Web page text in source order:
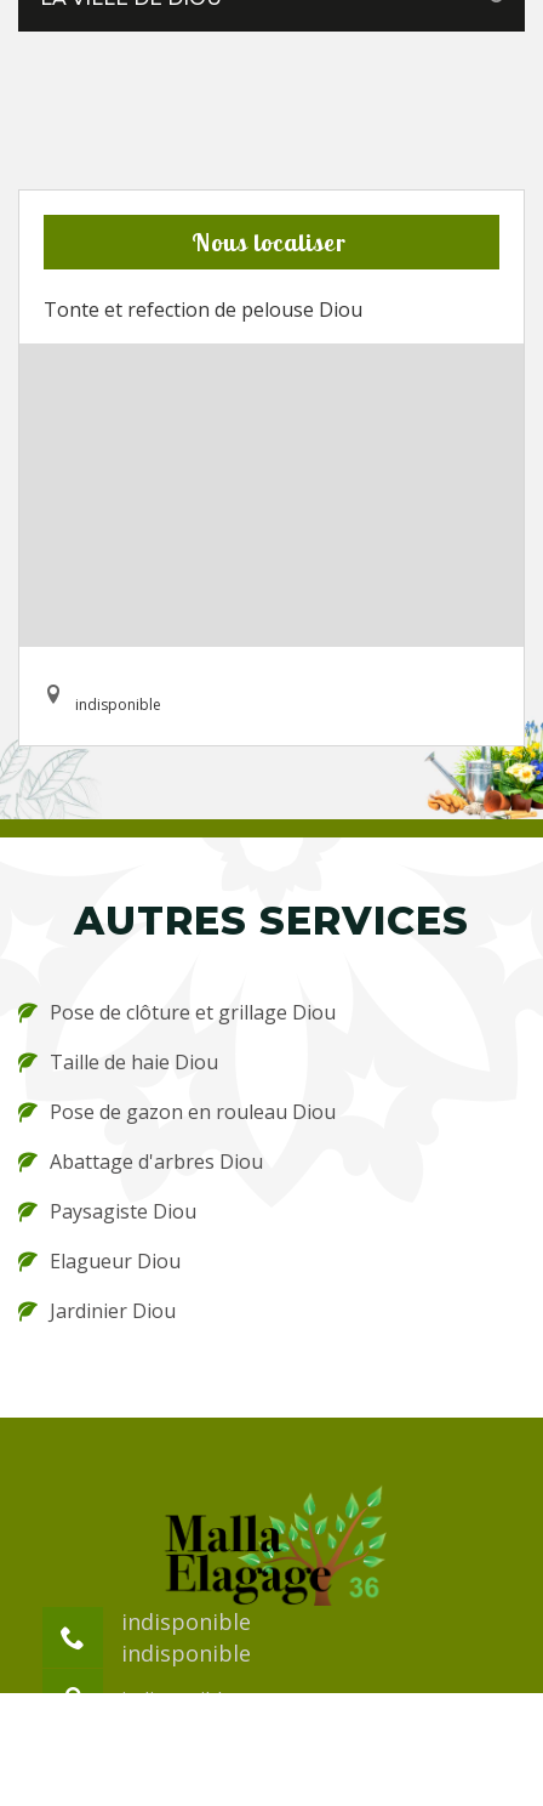
Nous localiser
Tonte et refection de pelouse Diou
indisponible
AUTRES SERVICES
Pose de clôture et grillage Diou
Taille de haie Diou
Pose de gazon en rouleau Diou
Abattage d'arbres Diou
Paysagiste Diou
Elagueur Diou
Jardinier Diou
indisponible
indisponible
indisponible